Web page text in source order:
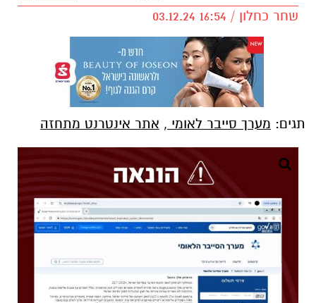
שחר כחלון / 16:54 03.12.24
תגים: מערך סייבר לאומי , אתר אינטרנט מתחזה